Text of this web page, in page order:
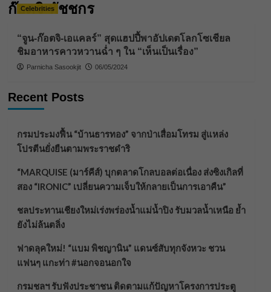
ก๊อตจิ-ทัชชกร
Celebrities
“จูน-ก๊อตจิ-เอแคลร์” สุดแฮปปี้พาอัปเดตโลกโซเชียล
ชิมอาหารคาวหวานฉ่ำ ๆ ใน “เห็นเป็นเรื่อง”
Parnicha Sasookjit 06/05/2024
Recent Posts
กรมประมงฟื้น “บ้านธารทอง” จากป่าเสื่อมโทรม สู่แหล่ง
โปรตีนยั่งยืนตามพระราชดำริ
“MARQUISE (มาร์คีส์) บุกตลาดโกลบอลต่อเนื่อง ส่งซิงเกิลที่
สอง “IRONIC” เปลี่ยนความเจ็บให้กลายเป็นการเอาคืน”
ชลประทานเชียงใหม่เร่งพร่องน้ำแม่น้ำปิง รับมวลน้ำเหนือ ย้ำ
ยังไม่ล้นตลิ่ง
ฟาดลุคใหม่! “แบม พิชญานิน” แดนซ์สับทุกจังหวะ ชวน
แฟนๆ แกะท่า #นอกจอนอกใจ
กรมชลฯ รับฟังประชาชน ติดตามแก้ปัญหาโครงการประตู